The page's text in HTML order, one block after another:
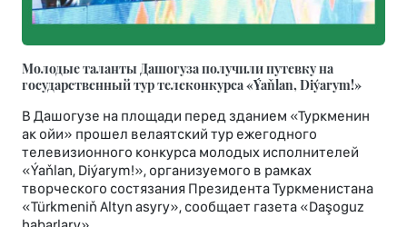
Молодые таланты Дашогуза получили путевку на
государственный тур телеконкурса «Ýaňlan, Diýarym!»
В Дашогузе на площади перед зданием «Туркменин
ак ойи» прошел велаятский тур ежегодного
телевизионного конкурса молодых исполнителей
«Ýaňlan, Diýarym!», организуемого в рамках
творческого состязания Президента Туркменистана
«Türkmeniň Altyn asyry», сообщает газета «Daşoguz